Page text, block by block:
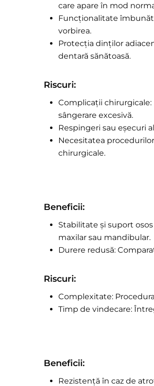
care apare în mod
Funcționalitate
vorbirea.
Protecția dinților
dentară sănătoasă.
Riscuri:
Complicații
sângerare excesivă.
Respingeri sau eșecuri
Necesitatea
chirurgicale.
Beneficii:
Stabilitate și suport
maxilar sau mandibular.
Durere redusă:
Riscuri:
Complexitate:
Timp de vindecare:
Beneficii:
Rezistență în caz de